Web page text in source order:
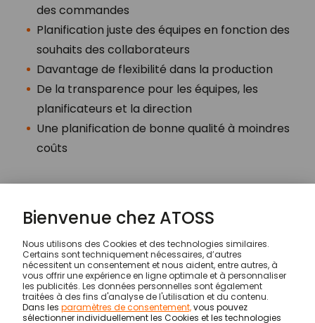
des commandes
Planification juste des équipes en fonction des
souhaits des collaborateurs
Davantage de flexibilité dans la production
De la transparence pour les équipes, les
planificateurs et la direction
Une planification de bonne qualité à moindres
coûts
Prenez un rendez-vous maintenant
Solutions Fabrication et production